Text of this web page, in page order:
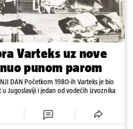
Varteks uz nove
punom parom
DAN Početkom 1980-ih Varteks je bio
Jugoslaviji i jedan od vodećih izvoznika